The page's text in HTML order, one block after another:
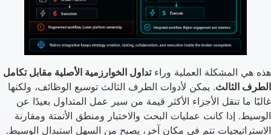
هذه هي المشكلة العملية وراءتداول الخوارزمية الأصلية مقابل تكامل
الطرف الثالث. يمكن لأدوات الطرف الثالث توسيع الوظائف، ولكنها
غالبًا ما تنقل الأجزاء الأكثر قيمة من سير عمل المتداول بعيدًا عن
الوسيط. إذا كانت عمليات البحث والاختبار ومنطق الأتمتة ومقارنة
الاستراتيجيات تتم في مكان آخر، يصبح من السهل استبدال الوسيط.